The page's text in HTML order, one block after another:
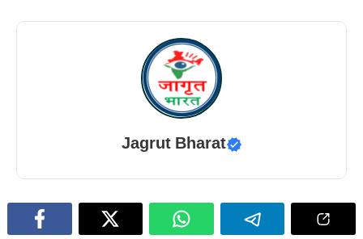
Jagrut Bharat